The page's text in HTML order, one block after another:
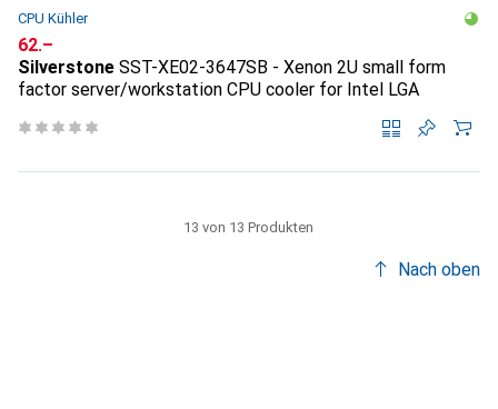
CPU Kühler
CHF
62.–
Silverstone SST-XE02-3647SB - Xenon 2U small form
factor server/workstation CPU cooler for Intel LGA
13 von 13 Produkten
Nach oben